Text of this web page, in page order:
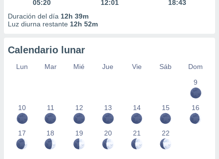
05:20
12:01
18:43
Duración del día 12h 39m
Luz diurna restante 12h 52m
Calendario lunar
Lun Mar Mié Jue Vie Sáb
Dom
9
10 11 12 13 14 15 16
17 18 19 20 21 22